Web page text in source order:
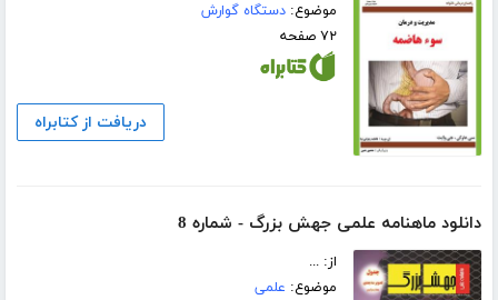
موضوع:دستگاه گوارش
۷۲ صفحه
دریافت از کتابراه
دانلود ماهنامه علمی جهش بزرگ - شماره 8
از: ...
موضوع: علمی